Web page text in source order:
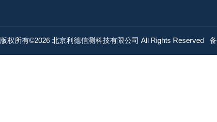
版权所有©2026 北京利德信测科技有限公司 All Rights Reserved